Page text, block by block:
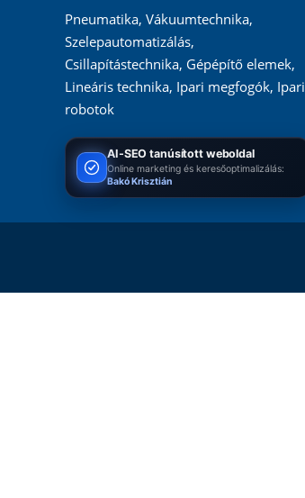
Pneumatika, Vákuumtechnika,
Szelepautomatizálás,
Csillapítástechnika, Gépépítő elemek,
Lineáris technika, Ipari megfogók, Ipari
robotok
AI-SEO tanúsított weboldal
Online marketing és keresőoptimalizálás:
Bakó Krisztián